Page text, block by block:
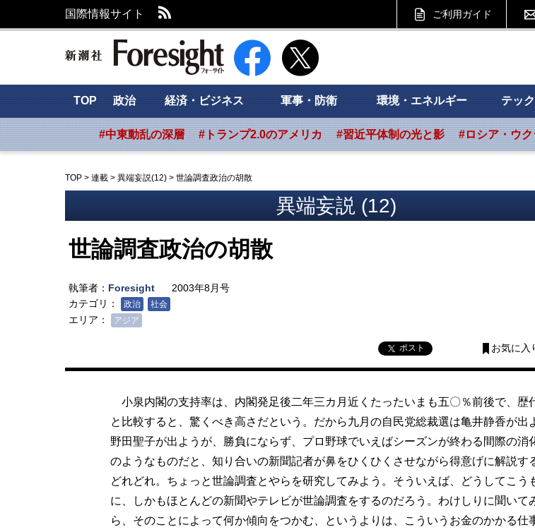
国際情報サイト ご利用ガイド
新潮社 Foresight フォーサイト
TOP 政治 経済・ビジネス 軍事・防衛 環境・エネルギー テック
#中東動乱の深層 #トランプ2.0のアメリカ #習近平体制の光と影 #ロシア・ウ
TOP > 連載 > 異端妄説(12) > 世論調査政治の胡散
異端妄説 (12)
世論調査政治の胡散
執筆者： Foresight
2003年8月号
カテゴリ：
政治 社会
エリア： アジア
ポスト お気に入
小泉内閣の支持率は、内閣発足後二年三カ月近くたったいまも五〇％前後で、歴
と比較すると、驚くべき高さだという。だから九月の自民党総裁選は亀井静香が出
野田聖子が出ようが、勝負にならず、プロ野球でいえばシーズンが終わる間際の消
のようなものだと、知り合いの新聞記者が鼻をひくひくさせながら得意げに解説
どれどれ。ちょっと世論調査とやらを研究してみよう。そういえば、どうしてこう
に、しかもほとんどの新聞やテレビが世論調査をするのだろう。わけしりに聞いて
ら、そのことによって何か傾向をつかむ、というよりは、こういうお金のかかる仕